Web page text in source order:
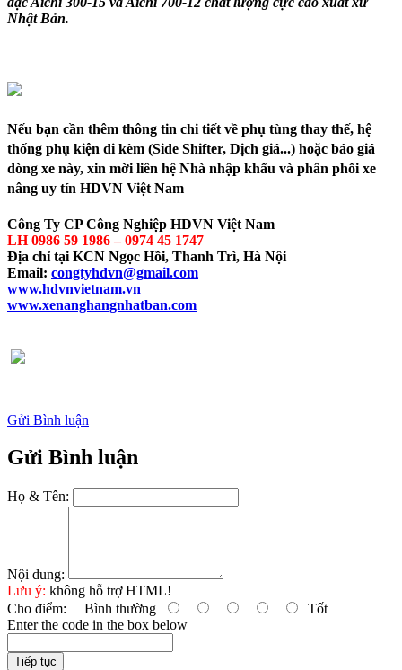
Nhật Bản.
Nếu bạn cần thêm thông tin chi tiết về phụ tùng thay thế, hệ
thống phụ kiện đi kèm (Side Shifter, Dịch giá...) hoặc báo giá
dòng xe này, xin mời liên hệ Nhà nhập khẩu và phân phối xe
nâng uy tín HDVN Việt Nam
Công Ty CP Công Nghiệp HDVN Việt Nam
LH 0986 59 1986 – 0974 45 1747
Địa chỉ tại KCN Ngọc Hồi, Thanh Trì, Hà Nội
Email: congtyhdvn@gmail.com
www.hdvnvietnam.vn
www.xenanghangnhatban.com
Gửi Bình luận
Gửi Bình luận
Họ & Tên:
Nội dung:
Lưu ý: không hỗ trợ HTML!
Cho điểm: Bình thường
Tốt
Enter the code in the box below
Tiếp tục